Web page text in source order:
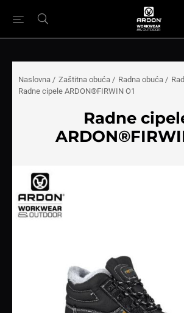
Naslovna / Zaštitna obuća / Radna obuća /
Radne cipele ARDON®FIRWIN O1
Radne